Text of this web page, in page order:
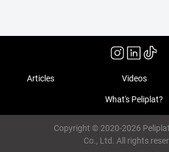
Articles Videos
What's Peliplat?
Copyright © 2020-2026
Co., Ltd. All rights